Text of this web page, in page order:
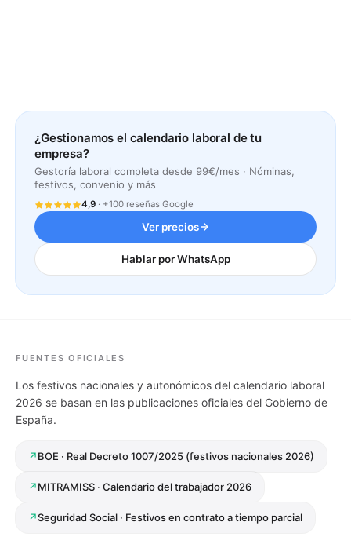
¿Gestionamos el calendario laboral de tu
empresa?
Gestoría laboral completa desde 99€/mes · Nóminas,
festivos, convenio y más
4,9 · +100 reseñas Google
Ver precios
Hablar por WhatsApp
FUENTES OFICIALES
Los festivos nacionales y autonómicos del calendario laboral
2026 se basan en las publicaciones oficiales del Gobierno de
España.
↗BOE · Real Decreto 1007/2025 (festivos nacionales 2026)
↗MITRAMISS · Calendario del trabajador 2026
↗Seguridad Social · Festivos en contrato a tiempo parcial